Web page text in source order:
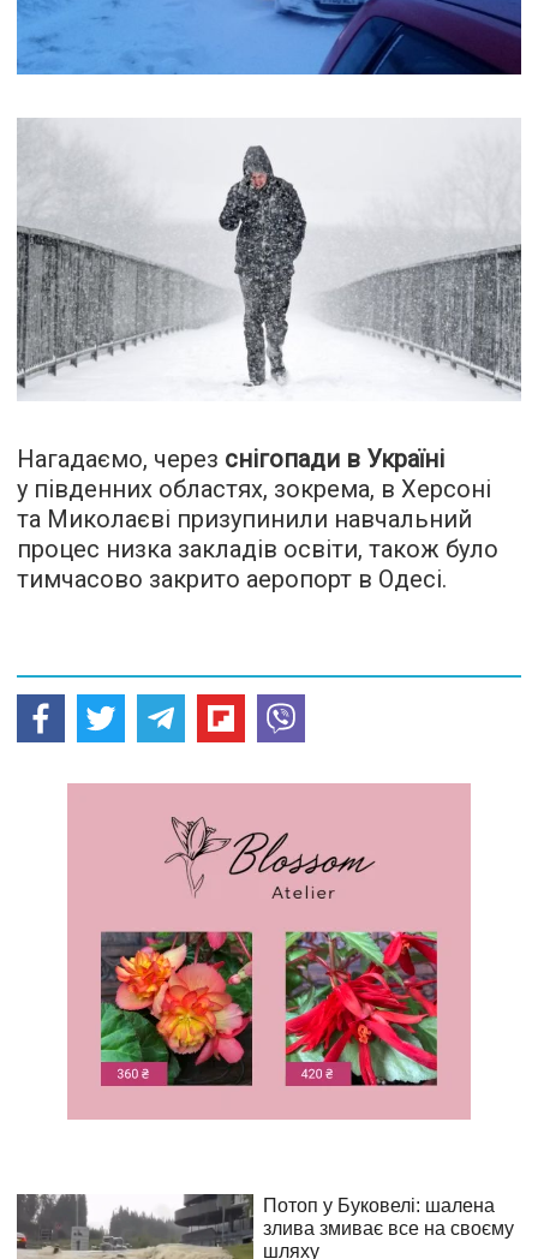
Нагадаємо, через снігопади в Україні
у південних областях, зокрема, в Херсоні
та Миколаєві призупинили навчальний
процес низка закладів освіти, також було
тимчасово закрито аеропорт в Одесі.